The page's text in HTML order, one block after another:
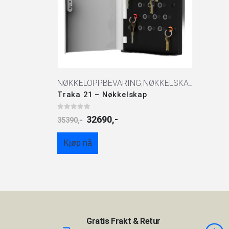
NØKKELOPPBEVARING NØKKELSKAP
Traka 21 – Nøkkelskap
35390,- 32690,-
Kjøp nå
Gratis Frakt & Retur